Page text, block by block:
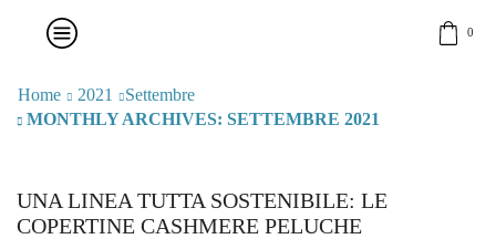
0
Home 2021
Settembre
MONTHLY ARCHIVES: SETTEMBRE 2021
news
UNA LINEA TUTTA SOSTENIBILE: LE
COPERTINE CASHMERE PELUCHE